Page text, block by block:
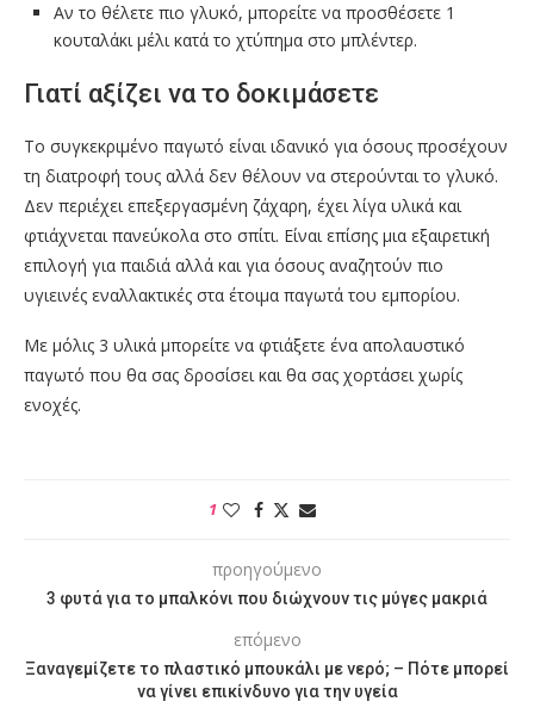
Αν το θέλετε πιο γλυκό, μπορείτε να προσθέσετε 1
κουταλάκι μέλι κατά το χτύπημα στο μπλέντερ.
Γιατί αξίζει να το δοκιμάσετε
Το συγκεκριμένο παγωτό είναι ιδανικό για όσους προσέχουν
τη διατροφή τους αλλά δεν θέλουν να στερούνται το γλυκό.
Δεν περιέχει επεξεργασμένη ζάχαρη, έχει λίγα υλικά και
φτιάχνεται πανεύκολα στο σπίτι. Είναι επίσης μια εξαιρετική
επιλογή για παιδιά αλλά και για όσους αναζητούν πιο
υγιεινές εναλλακτικές στα έτοιμα παγωτά του εμπορίου.
Με μόλις 3 υλικά μπορείτε να φτιάξετε ένα απολαυστικό
παγωτό που θα σας δροσίσει και θα σας χορτάσει χωρίς
ενοχές.
1
προηγούμενο
3 φυτά για το μπαλκόνι που διώχνουν τις μύγες μακριά
επόμενο
Ξαναγεμίζετε το πλαστικό μπουκάλι με νερό; – Πότε μπορεί
να γίνει επικίνδυνο για την υγεία